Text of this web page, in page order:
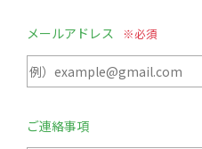
メールアドレス
ご連絡事項